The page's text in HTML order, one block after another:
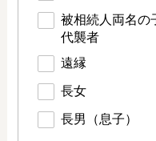
被相続人両名の
代襲者
遠縁
長女
長男（息子）